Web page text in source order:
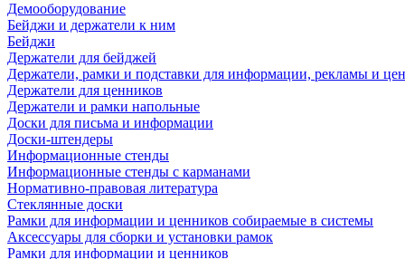
Демооборудование
Бейджи и держатели к ним
Бейджи
Держатели для бейджей
Держатели, рамки и подставки для информации, рекламы и
Держатели для ценников
Держатели и рамки напольные
Доски для письма и информации
Доски-штендеры
Информационные стенды
Информационные стенды с карманами
Нормативно-правовая литература
Стеклянные доски
Рамки для информации и ценников собираемые в системы
Аксессуары для сборки и установки рамок
Рамки для информации и ценников